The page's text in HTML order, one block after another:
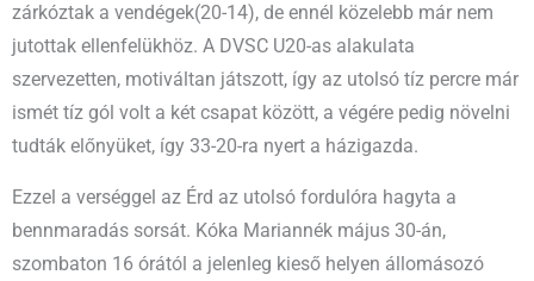
zárkóztak a vendégek(20-14), de ennél közelebb már nem
jutottak ellenfelükhöz. A DVSC U20-as alakulata
szervezetten, motiváltan játszott, így az utolsó tíz percre már
ismét tíz gól volt a két csapat között, a végére pedig növelni
tudták előnyüket, így 33-20-ra nyert a házigazda.
Ezzel a verséggel az Érd az utolsó fordulóra hagyta a
bennmaradás sorsát. Kóka Mariannék május 30-án,
szombaton 16 órától a jelenleg kieső helyen állomásozó